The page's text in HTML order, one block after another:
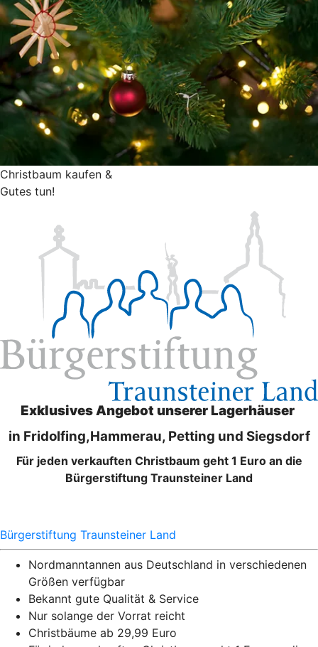
Christbaum kaufen &
Gutes tun!
Exklusives Angebot unserer Lagerhäuser
in Fridolfing,Hammerau, Petting und Siegsdorf
Für jeden verkauften Christbaum geht 1 Euro an die
Bürgerstiftung Traunsteiner Land
Bürgerstiftung Traunsteiner Land
Nordmanntannen aus Deutschland in verschiedenen
Größen verfügbar
Bekannt gute Qualität & Service
Nur solange der Vorrat reicht
Christbäume ab 29,99 Euro